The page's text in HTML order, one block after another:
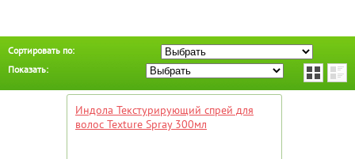
Сортировать по:
Показать:
Индола Текстурирующий спрей для
волос Texture Spray 300мл